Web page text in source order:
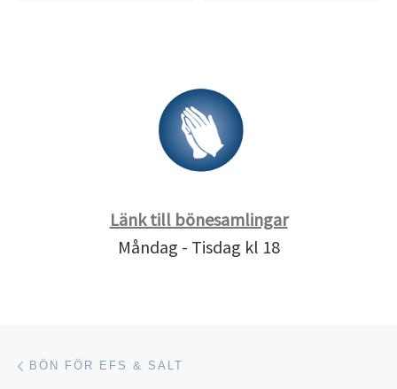
Länk till bönesamlingar
Måndag - Tisdag kl 18
Inläggsnavigering
BÖN FÖR EFS & SALT